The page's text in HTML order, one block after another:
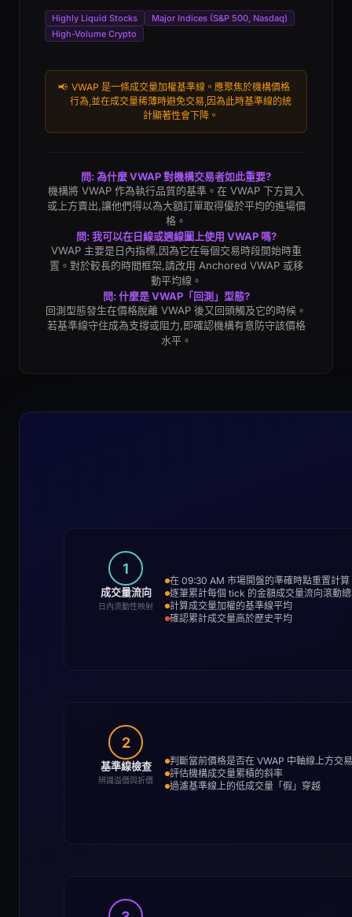
Highly Liquid Stocks
Major Indices (S&P 500, Nasdaq)
High-Volume Crypto
📢 VWAP 是一條成交量加權基準線。應聚焦於機構價格
行為,並在成交量稀薄時避免交易,因為此時基準線的統
計顯著性會下降。
問: 為什麼 VWAP 對機構交易者如此重要?
機構將 VWAP 作為執行品質的基準。在 VWAP 下方買入
或上方賣出,讓他們得以為大額訂單取得優於平均的進場價
格。
問: 我可以在日線或週線圖上使用 VWAP 嗎?
VWAP 主要是日內指標,因為它在每個交易時段開始時重
置。對於較長的時間框架,請改用 Anchored VWAP 或移
動平均線。
問: 什麼是 VWAP「回測」型態?
回測型態發生在價格脫離 VWAP 後又回頭觸及它的時候。
若基準線守住成為支撐或阻力,即確認機構有意防守該價格
水平。
1
成交量流向
日內流動性映射
在 09:30 AM 市場開盤的準確時點重置計算
逐筆累計每個 tick 的金額成交量流向滾動
計算成交量加權的基準線平均
確認累計成交量高於歷史平均
2
基準線檢查
辨識溢價與折價
判斷當前價格是否在 VWAP 中軸線上方交易
評估機構成交量累積的斜率
過濾基準線上的低成交量「假」穿越